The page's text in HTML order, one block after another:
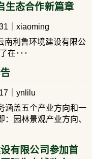
生态合作新篇章
｜xiaoming
南利鲁环境建设有限公
在･･･
｜ynlilu
涵盖五个产业方向和一
：园林景观产业方向、
有限公司参加首